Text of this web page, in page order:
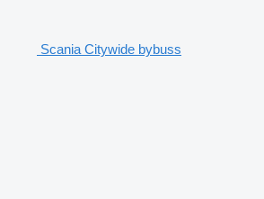
Scania Citywide bybuss